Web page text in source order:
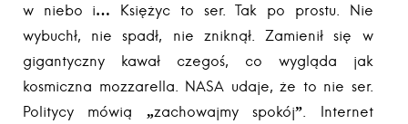
w niebo i… Księżyc to ser. Tak po prostu. Nie
wybuchł, nie spadł, nie zniknął. Zamienił się w
gigantyczny kawał czegoś, co wygląda jak
kosmiczna mozzarella. NASA udaje, że to nie ser.
Politycy mówią „zachowajmy spokój”. Internet